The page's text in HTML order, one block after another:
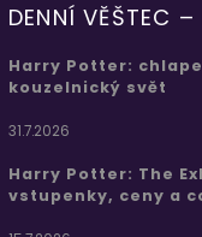
DENNÍ VĚŠTEC –
Harry Potter:
kouzelnický svět
31.7.2026
Harry Potter: The
vstupenky, ceny a